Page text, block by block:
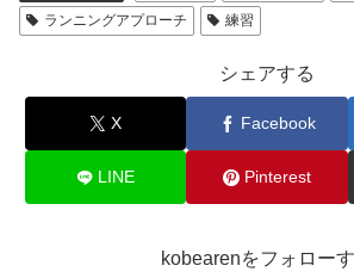
ランニングアプローチ
練習
シェアする
X Facebook
LINE Pinterest
kobearenをフォロー